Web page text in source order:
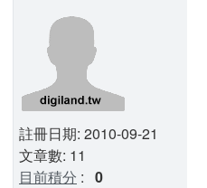
註冊日期: 2010-09-21
文章數: 11
目前積分 : 0